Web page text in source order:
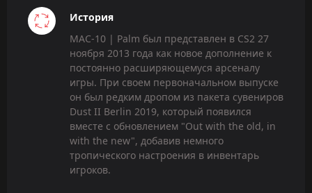
История
MAC-10 | Palm был представлен в CS2 27
ноября 2013 года как новое дополнение к
постоянно расширяющемуся арсеналу
игры. При своем первоначальном выпуске
он был редким дропом из пакета сувениров
Dust II Berlin 2019, который появился
вместе с обновлением "Out with the old, in
with the new", добавив немного
тропического настроения в инвентарь
игроков.